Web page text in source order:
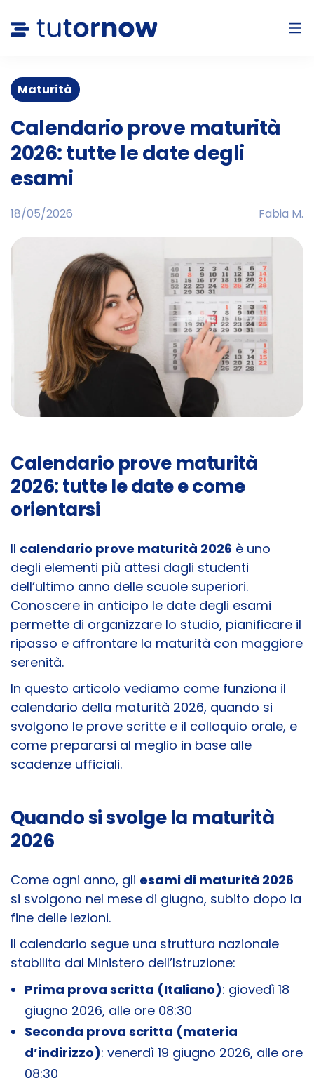
Maturità
Calendario prove maturità
2026: tutte le date degli
esami
18/05/2026 Fabia M.
Calendario prove maturità
2026: tutte le date e come
orientarsi
Il calendario prove maturità 2026 è uno
degli elementi più attesi dagli studenti
dell’ultimo anno delle scuole superiori.
Conoscere in anticipo le date degli esami
permette di organizzare lo studio, pianificare il
ripasso e affrontare la maturità con maggiore
serenità.
In questo articolo vediamo come funziona il
calendario della maturità 2026, quando si
svolgono le prove scritte e il colloquio orale, e
come prepararsi al meglio in base alle
scadenze ufficiali.
Quando si svolge la maturità
2026
Come ogni anno, gli esami di maturità 2026
si svolgono nel mese di giugno, subito dopo la
fine delle lezioni.
Il calendario segue una struttura nazionale
stabilita dal Ministero dell’Istruzione:
Prima prova scritta (Italiano): giovedì 18
giugno 2026, alle ore 08:30
Seconda prova scritta (materia
d’indirizzo): venerdì 19 giugno 2026, alle ore
08:30